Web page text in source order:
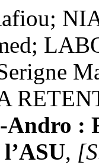
Andro :
,